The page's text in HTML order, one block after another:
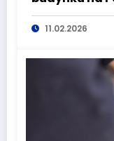
11.02.2026